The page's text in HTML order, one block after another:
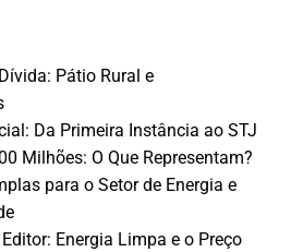
Pátio Rural e
Da Primeira Instância ao STJ
Milhões: O Que Representam?
para o Setor de Energia e
Energia Limpa e o Preço